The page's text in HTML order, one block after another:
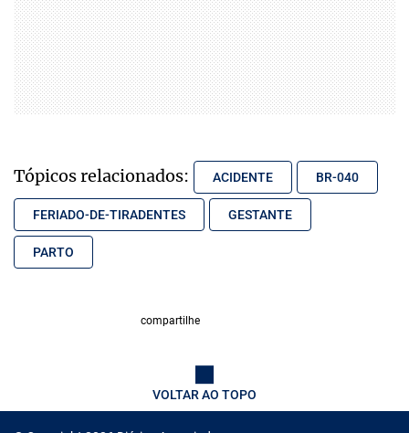
Tópicos relacionados: ACIDENTE BR-040
FERIADO-DE-TIRADENTES GESTANTE
PARTO
compartilhe
VOLTAR AO TOPO